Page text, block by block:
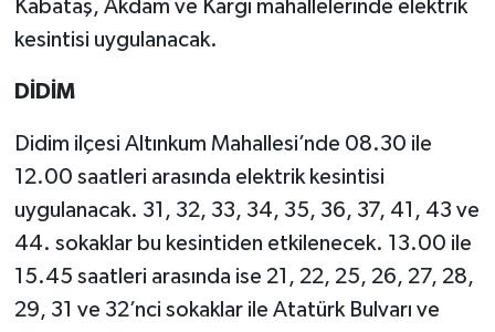
Kabataş, Akdam ve Kargı mahallelerinde elektrik
kesintisi uygulanacak.
DİDİM
Didim ilçesi Altınkum Mahallesi’nde 08.30 ile
12.00 saatleri arasında elektrik kesintisi
uygulanacak. 31, 32, 33, 34, 35, 36, 37, 41, 43 ve
44. sokaklar bu kesintiden etkilenecek. 13.00 ile
15.45 saatleri arasında ise 21, 22, 25, 26, 27, 28,
29, 31 ve 32’nci sokaklar ile Atatürk Bulvarı ve